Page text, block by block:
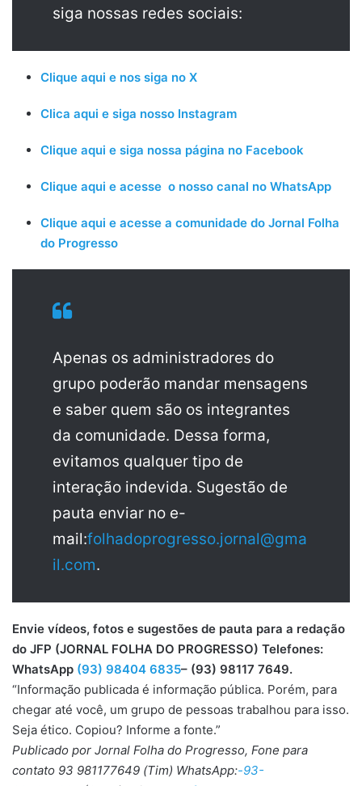
siga nossas redes sociais:
Clique aqui e nos siga no X
Clica aqui e siga nosso Instagram
Clique aqui e siga nossa página no Facebook
Clique aqui e acesse o nosso canal no WhatsApp
Clique aqui e acesse a comunidade do Jornal Folha
do Progresso
Apenas os administradores do
grupo poderão mandar mensagens
e saber quem são os integrantes
da comunidade. Dessa forma,
evitamos qualquer tipo de
interação indevida. Sugestão de
pauta enviar no e-
mail:folhadoprogresso.jornal@gma
il.com.
Envie vídeos, fotos e sugestões de pauta para a redação
do JFP (JORNAL FOLHA DO PROGRESSO) Telefones:
WhatsApp (93) 98404 6835– (93) 98117 7649.
“Informação publicada é informação pública. Porém, para
chegar até você, um grupo de pessoas trabalhou para isso.
Seja ético. Copiou? Informe a fonte.”
Publicado por Jornal Folha do Progresso, Fone para
contato 93 981177649 (Tim) WhatsApp:-93-